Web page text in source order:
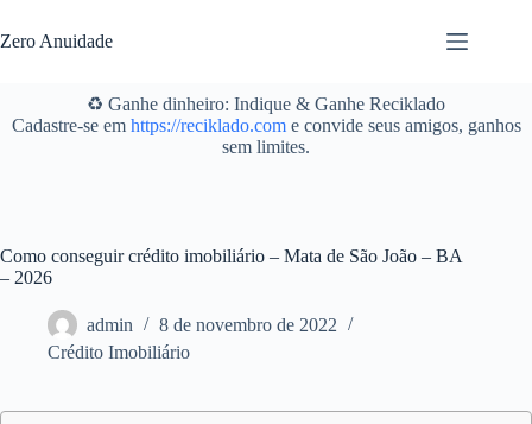
para
o
Zero Anuidade
♻️ Ganhe dinheiro: Indique & Ganhe Reciklado
Cadastre-se em https://reciklado.come convide seus amigos, ganhos
sem limites.
Como conseguir crédito imobiliário – Mata de São João – BA
– 2026
admin
8 de novembro de 2022
Crédito Imobiliário